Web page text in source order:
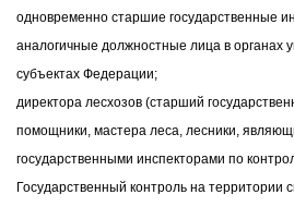
одновременно старшие государственные
аналогичные должностные лица в органах
субъектах Федерации;
директора лесхозов (старший
помощники, мастера леса, лесники,
государственными инспекторами по
Государственный контроль на территории